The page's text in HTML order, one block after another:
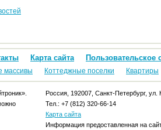
Карта сайта Пользовательское
массивы Коттеджные поселки Квартиры
Россия, 192007, Санкт-Петербург, ул.
Тел.: +7 (812) 320-66-14
Карта сайта
Информация предоставленная на